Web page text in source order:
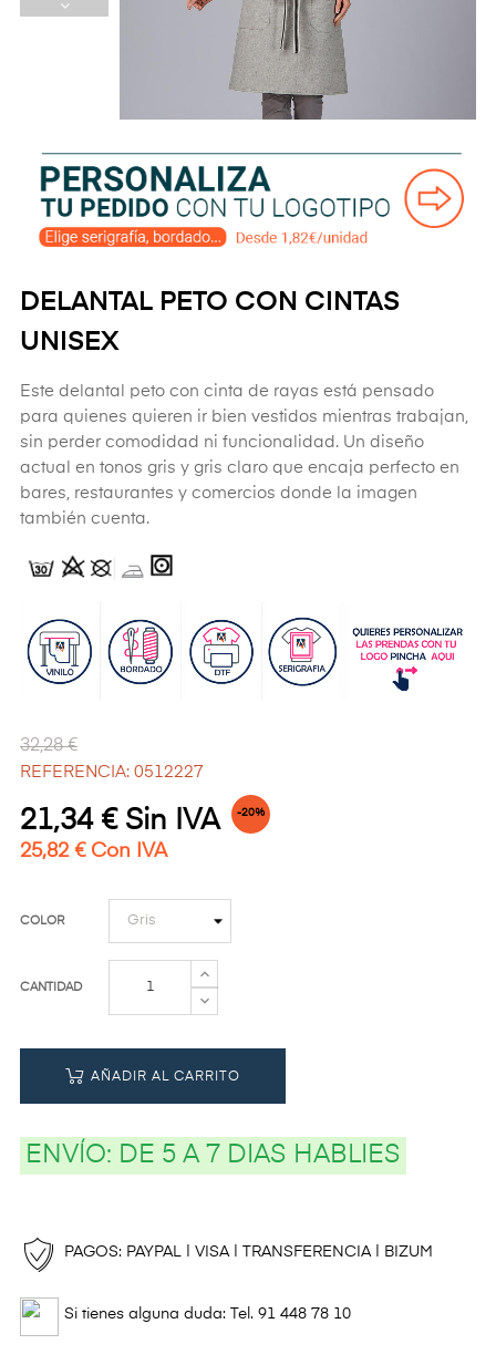
DELANTAL PETO CON CINTAS
UNISEX
Este delantal peto con cinta de rayas está pensado
para quienes quieren ir bien vestidos mientras trabajan,
sin perder comodidad ni funcionalidad. Un diseño
actual en tonos gris y gris claro que encaja perfecto en
bares, restaurantes y comercios donde la imagen
también cuenta.
32,28 €
REFERENCIA: 0512227
21,34 € Sin IVA -20%
25,82 € Con IVA
COLOR
CANTIDAD
AÑADIR AL CARRITO
ENVÍO: DE 5 A 7 DIAS HABLIES
PAGOS: PAYPAL | VISA | TRANSFERENCIA | BIZUM
Si tienes alguna duda: Tel. 91 448 78 10